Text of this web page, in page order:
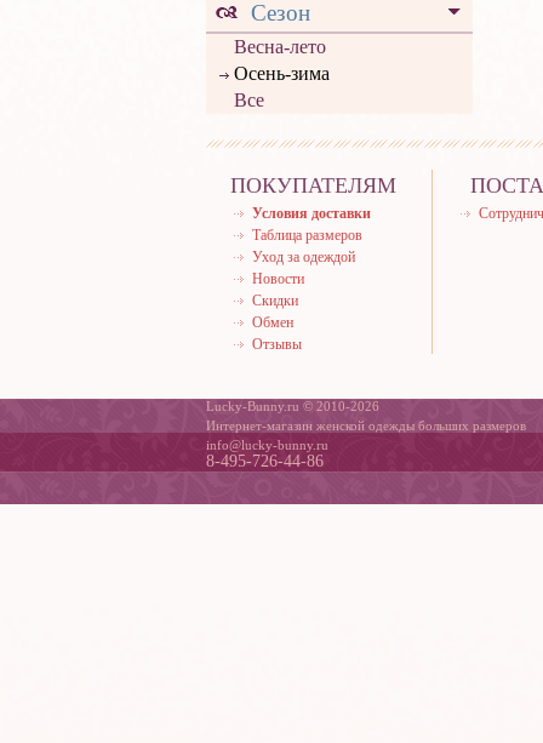
Сезон
Весна-лето
Осень-зима
Все
ПОКУПАТЕЛЯМ
Условия доставки
Таблица размеров
Уход за одеждой
Новости
Скидки
Обмен
Отзывы
Lucky-Bunny.ru © 2010-2026
Интернет-магазин женской одежды больших размеров
info@lucky-bunny.ru
8-495-726-44-86